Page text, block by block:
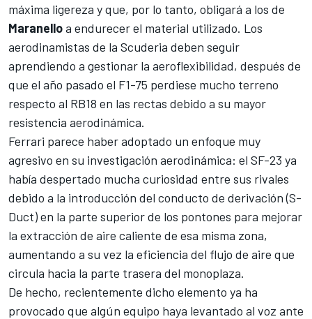
máxima ligereza y que, por lo tanto, obligará a los de
Maranelloa endurecer el material utilizado. Los
aerodinamistas de la Scuderia deben seguir
aprendiendo a gestionar la aeroflexibilidad, después de
que el año pasado el F1-75 perdiese mucho terreno
respecto al RB18 en las rectas debido a su mayor
resistencia aerodinámica.
Ferrari parece haber adoptado un enfoque muy
agresivo en su investigación aerodinámica: el SF-23 ya
había despertado mucha curiosidad entre sus rivales
debido a la introducción del conducto de derivación (S-
Duct) en la parte superior de los pontones para mejorar
la extracción de aire caliente de esa misma zona,
aumentando a su vez la eficiencia del flujo de aire que
circula hacia la parte trasera del monoplaza.
De hecho, recientemente dicho elemento ya ha
provocado que algún equipo haya levantado al voz ante